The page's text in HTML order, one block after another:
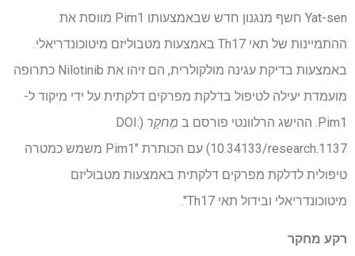
Yat-sen חשף מנגנון חדש שבאמצעותו Pim1 מווסת את
ההתמיינות של תאי Th17 באמצעות מטבוליזם מיטוכונדריאלי.
באמצעות בדיקת עגינה מולקולרית, הם זיהו את Nilotinib כתרופה
מועמדת יעילה לטיפול בדלקת מפרקים דלקתית על ידי מיקוד ל-
Pim1. ההישג הרלוונטי פורסם ב
מֶחקָר (DOI:
10.34133/research.1137) עם הכותרת "Pim1 משמש כמטרה
טיפולית לדלקת מפרקים דלקתית באמצעות מטבוליזם
מיטוכונדריאלי ובידול תאי Th17".
רקע מחקר